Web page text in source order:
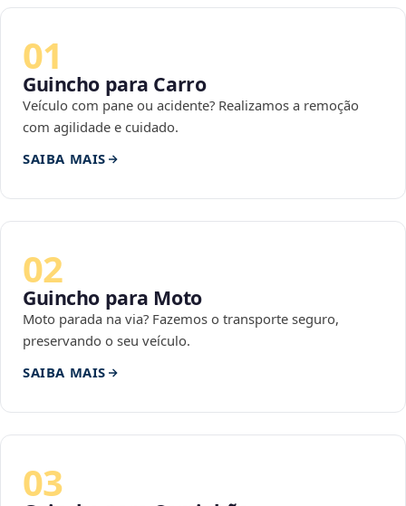
01
Guincho para Carro
Veículo com pane ou acidente? Realizamos a remoção
com agilidade e cuidado.
SAIBA MAIS
02
Guincho para Moto
Moto parada na via? Fazemos o transporte seguro,
preservando o seu veículo.
SAIBA MAIS
03